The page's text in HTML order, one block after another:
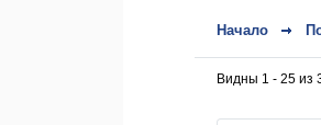
Начало
Видны 1 - 25 из